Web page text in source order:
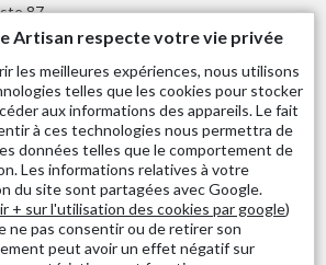
87
87
87
arbre 87
haie 87
et haie 87
vert cimetière 87
grillage et clôture 87
87
Artisan respecte votre vie privée
les meilleures expériences, nous utilisons
telles que les cookies pour stocker
aux informations des appareils. Le fait
à ces technologies nous permettra de
données telles que le comportement de
Les informations relatives à votre
du site sont partagées avec Google.
+ sur l'utilisation des cookies par google)
ne pas consentir ou de retirer son
peut avoir un effet négatif sur